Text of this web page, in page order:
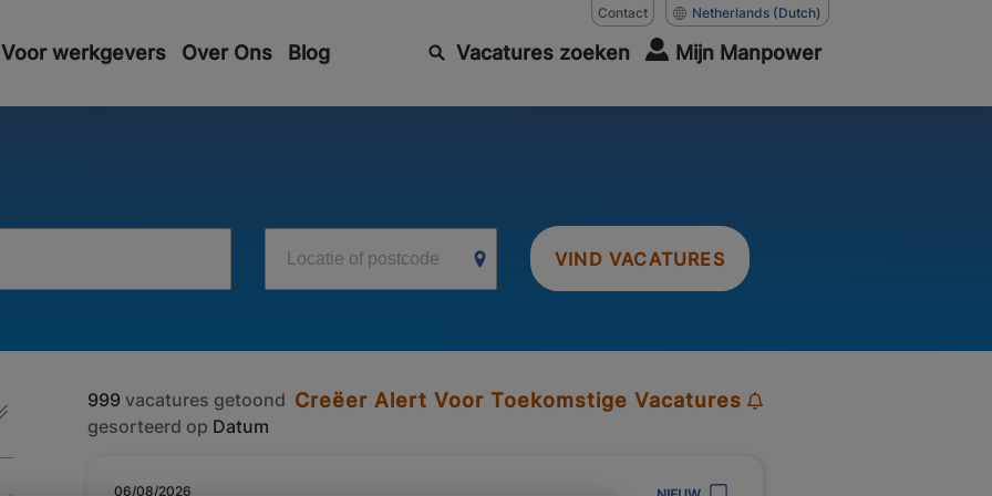
Contact Netherlands (Dutch)
Voor werkgevers Over Ons Blog Vacatures zoeken Mijn Manpower
Locatie of postcode VIND VACATURES
999 vacatures getoond
gesorteerd op Datum
Creëer Alert Voor Toekomstige Vacatures
06/08/2026